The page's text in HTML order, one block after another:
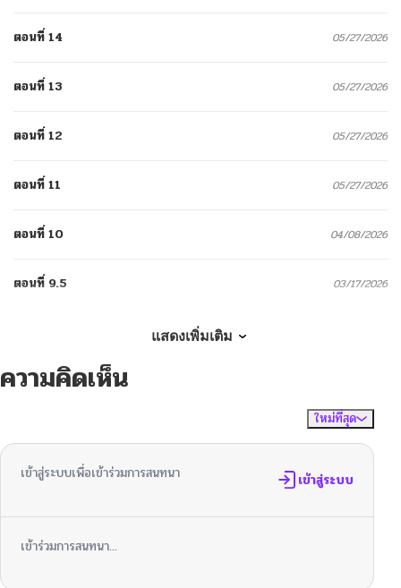
ตอนที่ 14 05/27/2026
ตอนที่ 13 05/27/2026
ตอนที่ 12 05/27/2026
ตอนที่ 11 05/27/2026
ตอนที่ 10 04/08/2026
ตอนที่ 9.5 03/17/2026
ตอนที่ 8
02/27/2026
ตอนที่ 6.6 02/26/2026
02/26/2026
แสดงเพิ่มเติม
ความคิดเห็น
ใหม่ที่สุด
เข้าสู่ระบบเพื่อเข้าร่วมการสนทนา เข้าสู่ระบบ
เข้าร่วมการสนทนา...